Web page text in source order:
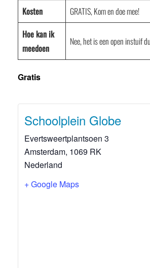
Kosten
GRATIS, Kom en doe mee!
Hoe kan ik
meedoen
Nee, het is een open instuif
Gratis
Schoolplein Globe
Evertsweertplantsoen 3
Amsterdam, 1069 RK
Nederland
+ Google Maps